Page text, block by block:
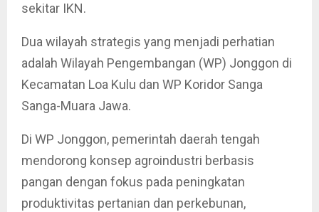
sekitar IKN.
Dua wilayah strategis yang menjadi perhatian
adalah Wilayah Pengembangan (WP) Jonggon di
Kecamatan Loa Kulu dan WP Koridor Sanga
Sanga-Muara Jawa.
Di WP Jonggon, pemerintah daerah tengah
mendorong konsep agroindustri berbasis
pangan dengan fokus pada peningkatan
produktivitas pertanian dan perkebunan,